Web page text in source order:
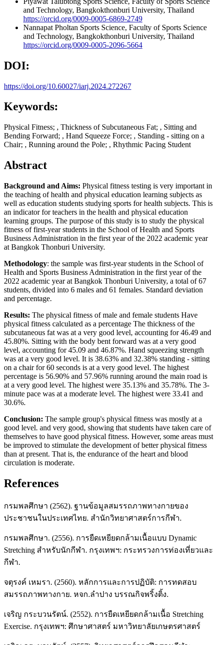
and Technology, Bangkokthonburi University, Thailand
https://orcid.org/0009-0005-6869-2749
Nannapat Pholtan Sports Science, Faculty of Sports Science
and Technology, Bangkokthonburi University, Thailand
https://orcid.org/0009-0005-2096-5664
DOI:
https://doi.org/10.60027/iarj.2024.272267
Keywords:
Physical Fitness; , Thickness of Subcutaneous Fat; , Sitting and
Bending Forward; , Hand Squeeze Force; , Standing - sitting on a
Chair; , Running around the Pole; , Rhythmic Pacing Student
Abstract
Background and Aims: Physical fitness testing is very important in
the teaching of health and physical education learning subjects as
well as education students studying sports for health subjects. This is
an indicator for teachers in the health and physical education
learning groups. The purpose of this study is to study the physical
fitness of first-year students in the School of Health and Sports
Business Administration in the first year of the 2022 academic year
at Bangkok Thonburi University.
Methodology: the sample was first-year students in the School of
Health and Sports Business Administration in the first year of the
2022 academic year at Bangkok Thonburi University, a total of 67
students, divided into 6 males and 61 females. Standard deviation
and percentage.
Results: The physical fitness of male and female students Have
physical fitness calculated as a percentage The thickness of the
subcutaneous fat was at a very good level, accounting for 46.49 and
45.80%. Sitting with the body bent forward was at a very good
level, accounting for 45.09 and 46.87%. Hand squeezing strength
was at a very good level. It is 38.63% and 32.38% standing - sitting
on a chair for 60 seconds is at a very good level. The highest
percentage is 56.90% and 57.96% running around the main road is
at a very good level. The highest were 35.13% and 35.78%. The 3-
minute pace was at a moderate level. The highest were 33.41 and
30.6%.
Conclusion: The sample group's physical fitness was mostly at a
good level. and very good, showing that students have taken care of
themselves to have good physical fitness. However, some areas must
be improved to stimulate the development of better physical fitness
than at present. That is, the endurance of the heart and blood
circulation is moderate.
References
กรมพลศึกษา (2562). ฐานข้อมูลสมรรถภาพทางกายของ
ประชาชนในประเทศไทย. สำนักวิทยาศาสตร์การกีฬา.
กรมพลศึกษา. (2556). การยืดเหยียดกล้ามเนื้อแบบ Dynamic
Stretching สำหรับนักกีฬา. กรุงเทพฯ: กระทรวงการท่องเที่ยวและ
กีฬา.
จตุรงค์ เหมรา. (2560). หลักการและการปฏิบัติ: การทดสอบ
สมรรถภาพทางกาย. หจก.ลำปาง บรรณกิจพริ้งติ้ง.
เจริญ กระบวนรัตน์. (2552). การยืดเหยียดกล้ามเนื้อ Stretching
Exercise. กรุงเทพฯ: ศึกษาศาสตร์ มหาวิทยาลัยเกษตรศาสตร์